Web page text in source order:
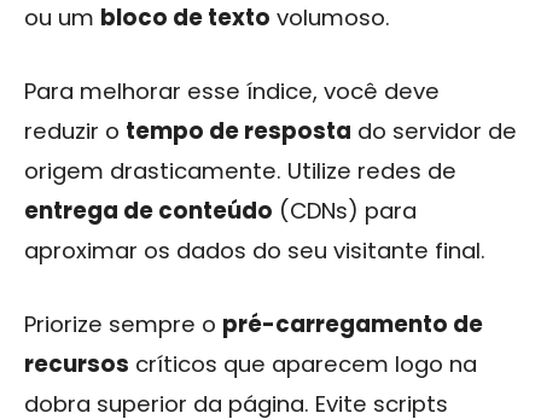
ou um bloco de texto volumoso.
Para melhorar esse índice, você deve
reduzir o tempo de resposta do servidor de
origem drasticamente. Utilize redes de
entrega de conteúdo (CDNs) para
aproximar os dados do seu visitante final.
Priorize sempre o pré-carregamento de
recursos críticos que aparecem logo na
dobra superior da página. Evite scripts